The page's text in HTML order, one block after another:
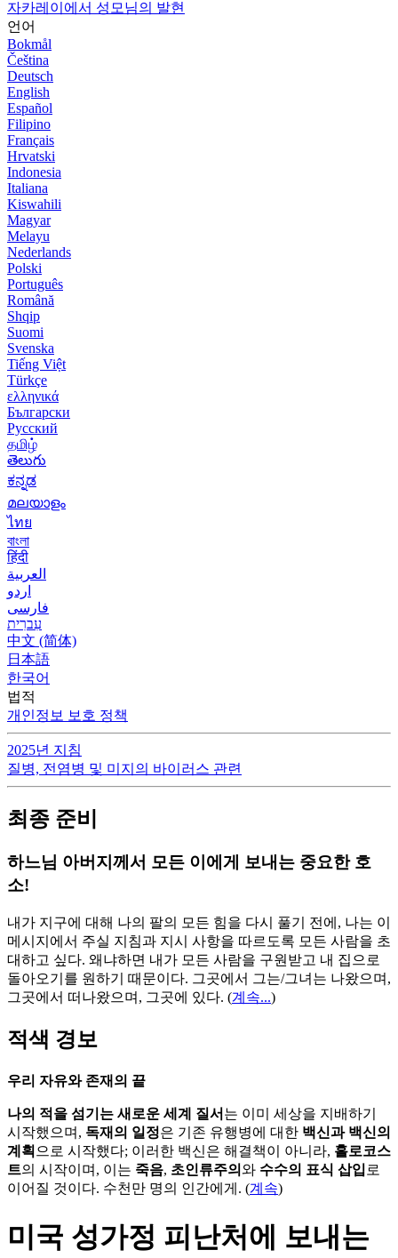
자카레이에서 성모님의 발현
언어
Bokmål
Čeština
Deutsch
English
Español
Filipino
Français
Hrvatski
Indonesia
Italiana
Kiswahili
Magyar
Melayu
Nederlands
Polski
Português
Română
Shqip
Suomi
Svenska
Tiếng Việt
Türkçe
ελληνικά
Български
Русский
தமிழ்
తెలుగు
ಕನ್ನಡ
മലയാളം
ไทย
বাংলা
हिंदी
العربية
اردو
فارسی
עִברִית
中文 (简体)
日本語
한국어
법적
개인정보 보호 정책
2025년 지침
질병, 전염병 및 미지의 바이러스 관련
최종 준비
하느님 아버지께서 모든 이에게 보내는 중요한 호
소!
내가 지구에 대해 나의 팔의 모든 힘을 다시 풀기 전에, 나는 이
메시지에서 주실 지침과 지시 사항을 따르도록 모든 사람을 초
대하고 싶다. 왜냐하면 내가 모든 사람을 구원받고 내 집으로
돌아오기를 원하기 때문이다. 그곳에서 그는/그녀는 나왔으며,
그곳에서 떠나왔으며, 그곳에 있다. (계속...)
적색 경보
우리 자유와 존재의 끝
나의 적을 섬기는 새로운 세계 질서 는 이미 세상을 지배하기
시작했으며, 독재의 일정은 기존 유행병에 대한 백신과 백신의
계획 으로 시작했다; 이러한 백신은 해결책이 아니라, 홀로코스
트의 시작이며, 이는 죽음, 초인류주의 와 수수의 표식 삽입 로
이어질 것이다. 수천만 명의 인간에게. (계속)
미국 성가정 피난처에 보내는